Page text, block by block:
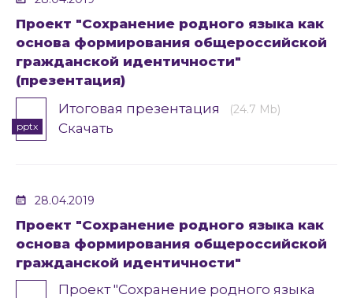
Проект "Сохранение родного языка как
основа формирования общероссийской
гражданской идентичности"
(презентация)
pptx
Итоговая презентация (24.7 Mb)
Скачать
28.04.2019
Проект "Сохранение родного языка как
основа формирования общероссийской
гражданской идентичности"
Проект "Сохранение родного языка